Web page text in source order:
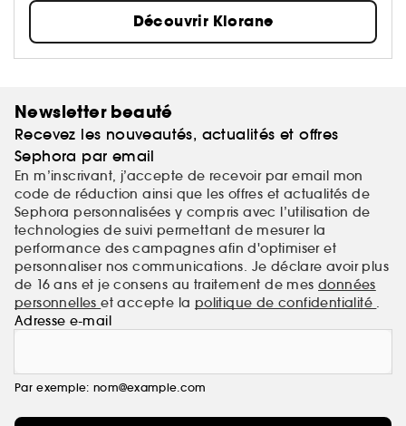
écoresponsables et conçues à partir d’ingrédients
d’origine naturelle.
Des soins sûrs, écologiques et efficaces pour les
Découvrir Klorane
Newsletter beauté
Recevez les nouveautés, actualités et offres
Sephora par email
En m’inscrivant, j’accepte de recevoir par email mon
code de réduction ainsi que les offres et actualités de
Sephora personnalisées y compris avec l’utilisation de
technologies de suivi permettant de mesurer la
performance des campagnes afin d'optimiser et
personnaliser nos communications. Je déclare avoir plus
de 16 ans et je consens au traitement de mes données
personnelleset accepte la politique de confidentialité .
Adresse e-mail
Par exemple: nom@example.com